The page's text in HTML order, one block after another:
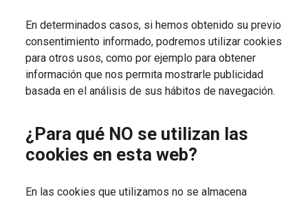
En determinados casos, si hemos obtenido su previo
consentimiento informado, podremos utilizar cookies
para otros usos, como por ejemplo para obtener
información que nos permita mostrarle publicidad
basada en el análisis de sus hábitos de navegación.
¿Para qué NO se utilizan las
cookies en esta web?
En las cookies que utilizamos no se almacena